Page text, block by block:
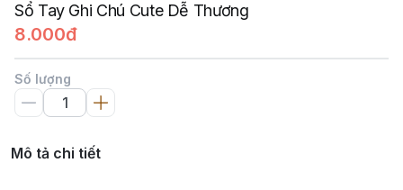
Sổ Tay Ghi Chú Cute Dễ Thương
8.000đ
Số lượng
Mô tả chi tiết